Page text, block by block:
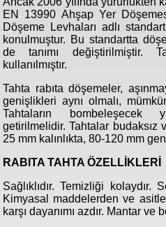
EN 13990 Ahşap Yer
Döşeme Levhaları adlı
konulmuştur. Bu standartta
de tanımı değiştirilmiştir.
kullanılmıştır.
Tahta rabıta döşemeler,
genişlikleri aynı olmalı,
Tahtaların bombeleşecek
getirilmelidir. Tahtalar budaksız
25 mm kalınlıkta, 80-120 mm
RABITA TAHTA ÖZELLİKLERİ
Sağlıklıdır. Temizliği kolaydır.
Kimyasal maddelerden ve
karşı dayanımı azdır. Mantar